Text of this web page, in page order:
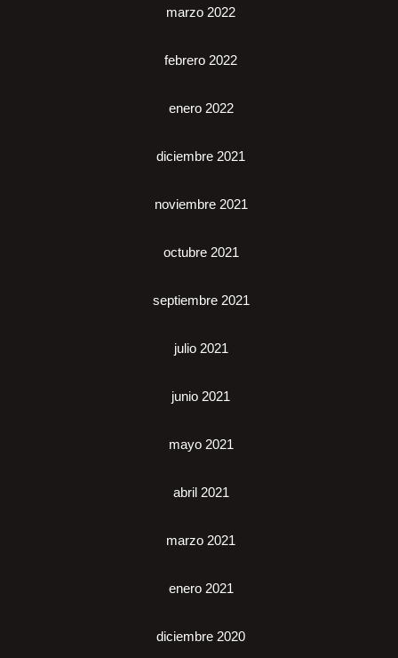
marzo 2022
febrero 2022
enero 2022
diciembre 2021
noviembre 2021
octubre 2021
septiembre 2021
julio 2021
junio 2021
mayo 2021
abril 2021
marzo 2021
enero 2021
diciembre 2020